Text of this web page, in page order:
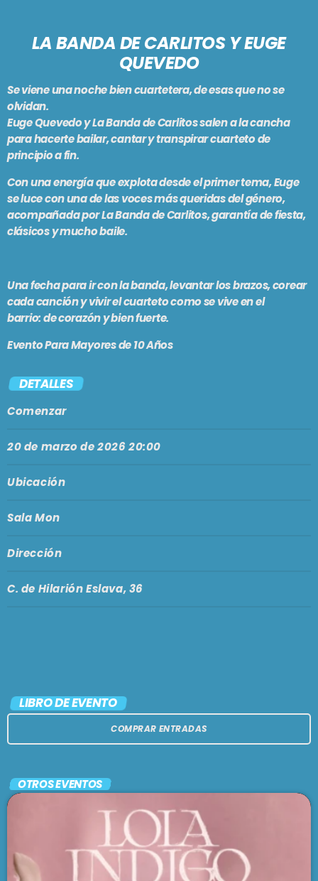
MALLORCA
TIENDA
EN VIVO AHORA!
MAR REVUELTO
5:00 pm - 7:00 pm
SE VIENE . . .
LA BANDA DE CARLITOS Y EUGE
QUEVEDO
Se viene una nochebien cuartetera, de esas que no se
olvidan.
Euge Quevedo y La Banda de Carlitos salen a la cancha
para hacertebailar, cantar y transpirar cuartetode
principio a fin.
Con una energía que explota desde el primer tema, Euge
se luce con una de las voces más queridas del género,
acompañada por La Banda de Carlitos, garantía de fiesta,
clásicos y mucho baile.
Una fecha para ir con la banda, levantar los brazos, corear
cada canción y vivir el cuarteto como se vive en el
barrio:de corazón y bien fuerte.
Evento Para Mayores de 10 Años
DETALLES
Comenzar
20 de marzo de 2026 20:00
Ubicación
Sala Mon
Dirección
C. de Hilarión Eslava, 36
LIBRO DE EVENTO
COMPRAR ENTRADAS
OTROS EVENTOS